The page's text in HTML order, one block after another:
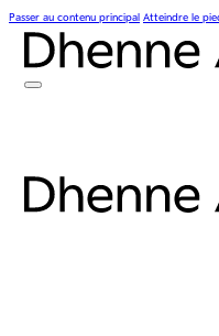
Passer au contenu principal Atteindre le